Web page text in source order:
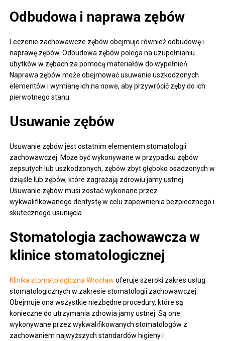
Odbudowa i naprawa zębów
Leczenie zachowawcze zębów obejmuje również odbudowę i
naprawę zębów. Odbudowa zębów polega na uzupełnianiu
ubytków w zębach za pomocą materiałów do wypełnień.
Naprawa zębów może obejmować usuwanie uszkodzonych
elementów i wymianę ich na nowe, aby przywrócić zęby do ich
pierwotnego stanu.
Usuwanie zębów
Usuwanie zębów jest ostatnim elementem stomatologii
zachowawczej. Może być wykonywane w przypadku zębów
zepsutych lub uszkodzonych, zębów zbyt głęboko osadzonych w
dziąśle lub zębów, które zagrażają zdrowiu jamy ustnej.
Usuwanie zębów musi zostać wykonane przez
wykwalifikowanego dentystę w celu zapewnienia bezpiecznego i
skutecznego usunięcia.
Stomatologia zachowawcza w
klinice stomatologicznej
Klinika stomatologiczna Wrocław oferuje szeroki zakres usług
stomatologicznych w zakresie stomatologii zachowawczej.
Obejmuje ona wszystkie niezbędne procedury, które są
konieczne do utrzymania zdrowia jamy ustnej. Są one
wykonywane przez wykwalifikowanych stomatologów z
zachowaniem najwyższych standardów higieny i